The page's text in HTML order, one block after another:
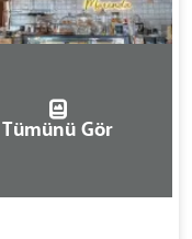
Tümünü Gör